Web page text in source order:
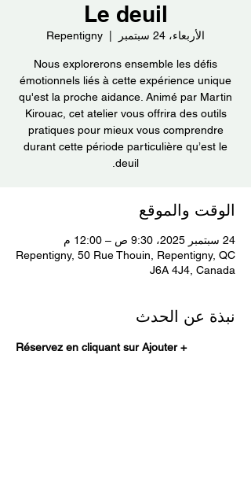
Le deuil
الأربعاء، 24 سبتمبر Repentigny
Nous explorerons ensemble les défis
émotionnels liés à cette expérience unique
qu'est la proche aidance. Animé par Martin
Kirouac, cet atelier vous offrira des outils
pratiques pour mieux vous comprendre
durant cette période particulière qu’est le
deuil.
الوقت والموقع
24 سبتمبر 2025، 9:30 ص – 12:00 م
Repentigny, 50 Rue Thouin, Repentigny, QC
J6A 4J4, Canada
نبذة عن الحدث
Réservez en cliquant sur Ajouter +